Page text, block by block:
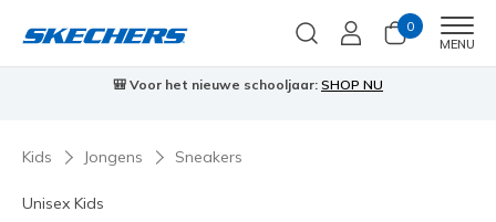
0
MENU
🎒 Voor het nieuwe schooljaar: SHOP NU
Kids Jongens Sneakers
Unisex Kids